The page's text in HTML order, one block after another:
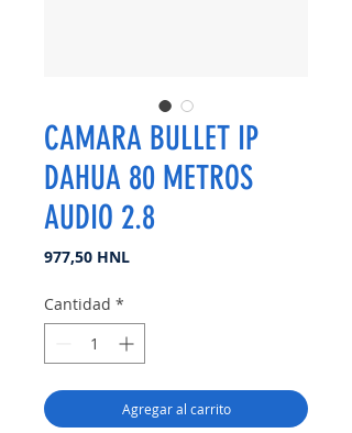
CAMARA BULLET IP
DAHUA 80 METROS
AUDIO 2.8
977,50 HNL
Cantidad *
Agregar al carrito